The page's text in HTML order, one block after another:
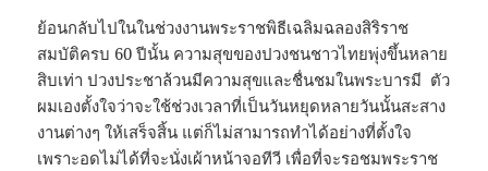
ย้อนกลับไปในในช่วงงานพระราชพิธีเฉลิมฉลองสิริราช
สมบัติครบ 60 ปีนั้น ความสุขของปวงชนชาวไทยพุ่งขึ้นหลาย
สิบเท่า ปวงประชาล้วนมีความสุขและชื่นชมในพระบารมี ตัว
ผมเองตั้งใจว่าจะใช้ช่วงเวลาที่เป็นวันหยุดหลายวันนั้นสะสาง
งานต่างๆ ให้เสร็จสิ้น แต่ก็ไม่สามารถทำได้อย่างที่ตั้งใจ
เพราะอดไม่ได้ที่จะนั่งเผ้าหน้าจอทีวี เพื่อที่จะรอชมพระราช